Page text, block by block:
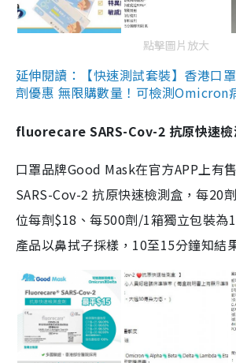
點擊圖片放大
延伸閱讀：【快速測試套裝】香港口
劑優惠 無限購數量！可檢測Omicron
fluorecare SARS-Cov-2 抗原快速檢
口罩品牌Good Mask在官方APP上有
SARS-Cov-2 抗原快速檢測盒，每20
位每劑$18、每500劑/1箱獨立包裝為
產品以鼻拭子採樣，10至15分鐘知結